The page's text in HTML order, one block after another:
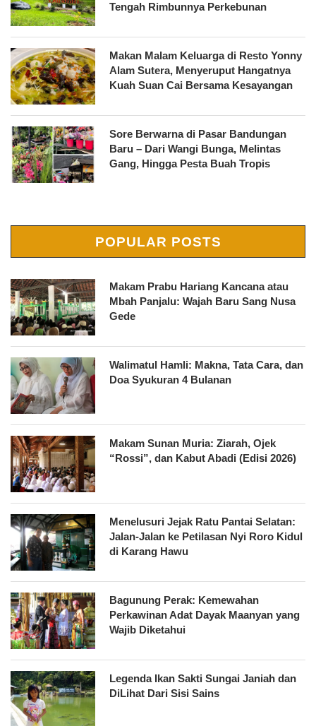
Tengah Rimbunnya Perkebunan
Makan Malam Keluarga di Resto Yonny
Alam Sutera, Menyeruput Hangatnya
Kuah Suan Cai Bersama Kesayangan
Sore Berwarna di Pasar Bandungan
Baru – Dari Wangi Bunga, Melintas
Gang, Hingga Pesta Buah Tropis
POPULAR POSTS
Makam Prabu Hariang Kancana atau
Mbah Panjalu: Wajah Baru Sang Nusa
Gede
Walimatul Hamli: Makna, Tata Cara, dan
Doa Syukuran 4 Bulanan
Makam Sunan Muria: Ziarah, Ojek
“Rossi”, dan Kabut Abadi (Edisi 2026)
Menelusuri Jejak Ratu Pantai Selatan:
Jalan-Jalan ke Petilasan Nyi Roro Kidul
di Karang Hawu
Bagunung Perak: Kemewahan
Perkawinan Adat Dayak Maanyan yang
Wajib Diketahui
Legenda Ikan Sakti Sungai Janiah dan
DiLihat Dari Sisi Sains